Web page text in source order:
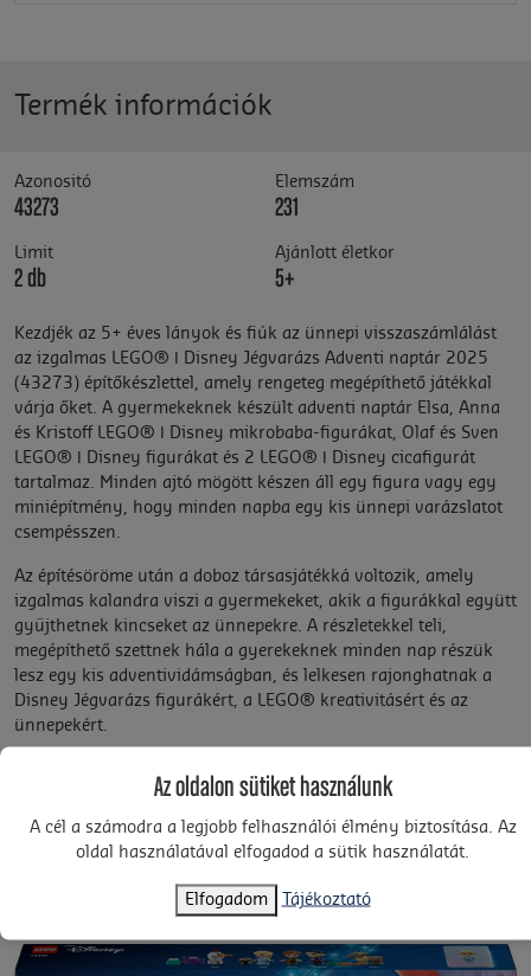
Termék információk
Azonositó
43273
Elemszám
231
Limit
2 db
Ajánlott életkor
5+
Kezdjék az 5+ éves lányok és fiúk az ünnepi visszaszámlálást
az izgalmas LEGO® ǀ Disney Jégvarázs Adventi naptár 2025
(43273) építőkészlettel, amely rengeteg megépíthető játékkal
várja őket. A gyermekeknek készült adventi naptár Elsa, Anna
és Kristoff LEGO® ǀ Disney mikrobaba-figurákat, Olaf és Sven
LEGO® ǀ Disney figurákat és 2 LEGO® ǀ Disney cicafigurát
tartalmaz. Minden ajtó mögött készen áll egy figura vagy egy
miniépítmény, hogy minden napba egy kis ünnepi varázslatot
csempésszen.
Az építésöröme után a doboz társasjátékká voltozik, amely
izgalmas kalandra viszi a gyermekeket, akik a figurákkal együtt
gyűjthetnek kincseket az ünnepekre. A részletekkel teli,
megépíthető szettnek hála a gyerekeknek minden nap részük
lesz egy kis adventividámságban, és lelkesen rajonghatnak a
Disney Jégvarázs figurákért, a LEGO® kreativitásért és az
ünnepekért.
naptár építőszettnek az elemei kombinálhatók a LEGO® ǀ
Disney választék többi készlet ével (mindegyik külön kapható),
hogy tovább fokozd és bővítsd az élményt.
Az oldalon sütiket használunk
A cél a számodra a legjobb felhasználói élmény biztosítása. Az
oldal használatával elfogadod a sütik használatát.
Elfogadom Tájékoztató